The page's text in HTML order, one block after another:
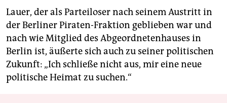
Lauer, der als Parteiloser nach seinem Austritt in
der Berliner Piraten-Fraktion geblieben war und
nach wie Mitglied des Abgeordnetenhauses in
Berlin ist, äußerte sich auch zu seiner politischen
Zukunft: „Ich schließe nicht aus, mir eine neue
politische Heimat zu suchen.“